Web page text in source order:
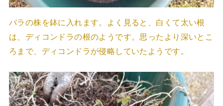
バラの株を鉢に入れます。よく見ると、白くて太い根
は、ディコンドラの根のようです。思ったより深いとこ
ろまで、ディコンドラが侵略していたようです。